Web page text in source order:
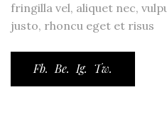
fringilla vel, aliquet nec,
justo, rhoncu eget et risus
Fb. Be. Ig. Tw.